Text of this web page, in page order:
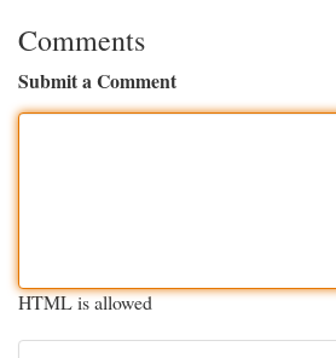
Comments
Submit a Comment
HTML is allowed